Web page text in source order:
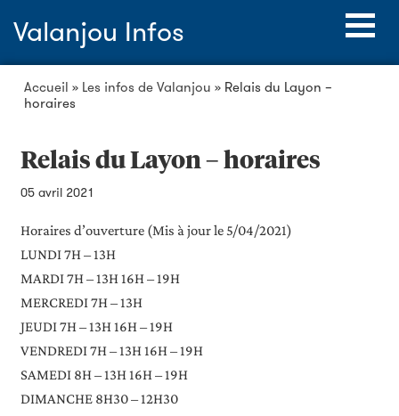
Valanjou Infos
Accueil » Les infos de Valanjou » Relais du Layon –
horaires
Relais du Layon – horaires
05 avril 2021
Horaires d’ouverture (Mis à jour le 5/04/2021)
LUNDI 7H – 13H
MARDI 7H – 13H 16H – 19H
MERCREDI 7H – 13H
JEUDI 7H – 13H 16H – 19H
VENDREDI 7H – 13H 16H – 19H
SAMEDI 8H – 13H 16H – 19H
DIMANCHE 8H30 – 12H30